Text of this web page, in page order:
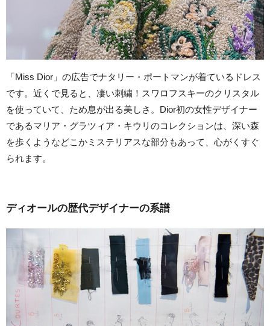
「Miss Dior」の広告でナタリー・ポートマンが着ているドレス
です。近くで見ると、凄い刺繍！スワロフスキーのクリスタル
を使っていて、ため息が出る美しさ。Dior初の女性デザイナー
であるマリア・グラツィア・キウリのコレクションは、深い森
を歩くようなどこかミステリアスな部分もあって、心がくすぐ
られます。
ディオールの歴代デザイナーの系譜